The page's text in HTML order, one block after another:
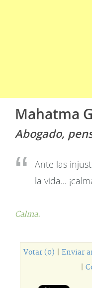
Mahatma
Abogado,
Ante las
la vida...
Calma.
Votar (0) Enviar